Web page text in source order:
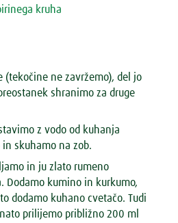
kruha
(tekočine ne zavržemo), del jo
shranimo za druge
z vodo od kuhanja
skuhamo na zob.
in ju zlato rumeno
Dodamo kumino in kurkumo,
dodamo kuhano cvetačo. Tudi
prilijemo približno 200 ml